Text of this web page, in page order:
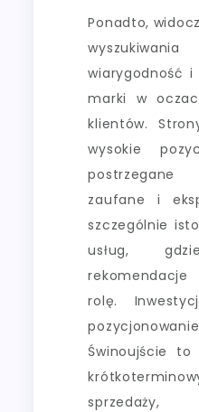
Ponadto,
wiarygodność
marki w
klientów.
wysokie
zaufane i
szczególnie
usług,
rolę.
Świnoujście